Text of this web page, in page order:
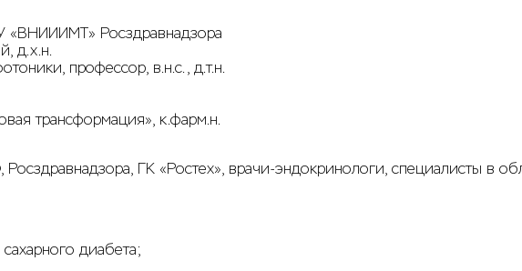
«ВНИИИМТ» Росздравнадзора
д.х.н.
профессор, в.н.с., д.т.н.
трансформация», к.фарм.н.
ГК «Ростех», врачи-эндокринологи, специалисты в
диабета;